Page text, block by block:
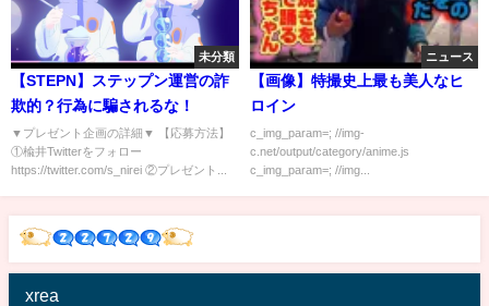
未分類
【STEPN】ステップン運営の詐
欺的？行為に騙されるな！
▼プレゼント企画の詳細▼ 【応募方法】
①楡井Twitterをフォロー
https://twitter.com/s_nirei ②プレゼント...
ニュース
【画像】特撮史上最も美人なヒ
ロイン
c_img_param=; //img-
c.net/output/category/anime.js
c_img_param=; //img...
xrea